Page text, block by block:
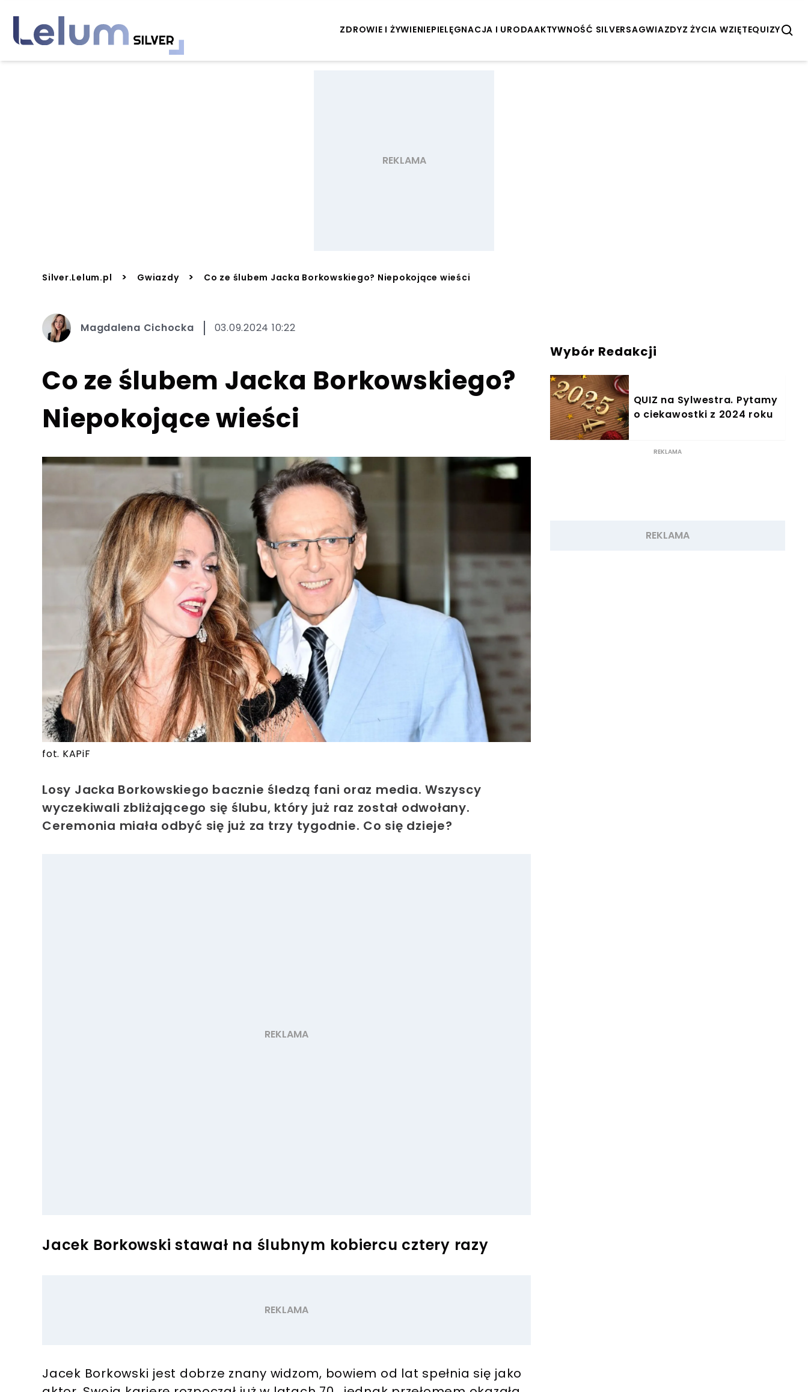
ZDROWIE I ŻYWIENIEPIELĘGNACJA I URODAAKTYWNOŚĆ SILVERSAGWIAZDYZ ŻYCIA WZIĘTEQUIZY
Silver.Lelum.pl > Gwiazdy > Co ze ślubem Jacka Borkowskiego? Niepokojące wieści
Magdalena Cichocka 03.09.2024 10:22
Co ze ślubem Jacka Borkowskiego?
Niepokojące wieści
fot. KAPiF
Losy Jacka Borkowskiego bacznie śledzą fani oraz media. Wszyscy
wyczekiwali zbliżającego się ślubu, który już raz został odwołany.
Ceremonia miała odbyć się już za trzy tygodnie. Co się dzieje?
Jacek Borkowski stawał na ślubnym kobiercu cztery razy
Jacek Borkowski jest dobrze znany widzom, bowiem od lat spełnia się jako
Wybór Redakcji
QUIZ na Sylwestra. Pytamy
o ciekawostki z 2024 roku